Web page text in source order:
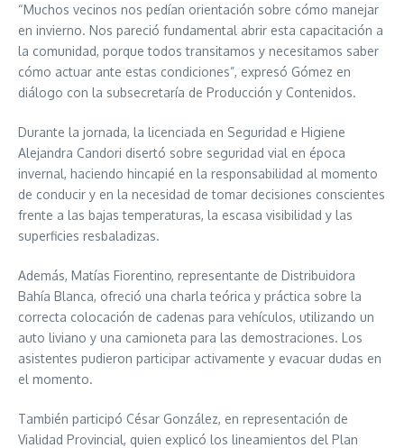
“Muchos vecinos nos pedían orientación sobre cómo manejar
en invierno. Nos pareció fundamental abrir esta capacitación a
la comunidad, porque todos transitamos y necesitamos saber
cómo actuar ante estas condiciones”, expresó Gómez en
diálogo con la subsecretaría de Producción y Contenidos.
Durante la jornada, la licenciada en Seguridad e Higiene
Alejandra Candori disertó sobre seguridad vial en época
invernal, haciendo hincapié en la responsabilidad al momento
de conducir y en la necesidad de tomar decisiones conscientes
frente a las bajas temperaturas, la escasa visibilidad y las
superficies resbaladizas.
Además, Matías Fiorentino, representante de Distribuidora
Bahía Blanca, ofreció una charla teórica y práctica sobre la
correcta colocación de cadenas para vehículos, utilizando un
auto liviano y una camioneta para las demostraciones. Los
asistentes pudieron participar activamente y evacuar dudas en
el momento.
También participó César González, en representación de
Vialidad Provincial, quien explicó los lineamientos del Plan